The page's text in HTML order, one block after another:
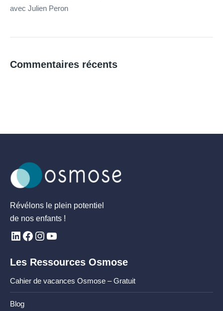
avec Julien Peron
Commentaires récents
Révélons le plein potentiel
de nos enfants !
Les Ressources Osmose
Cahier de vacances Osmose – Gratuit
Blog